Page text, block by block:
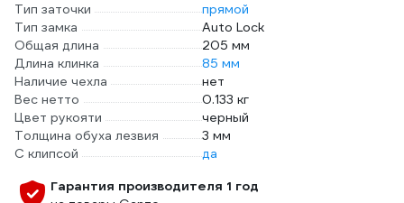
Тип заточки
прямой
Тип замка
Auto Lock
Общая длина
205 мм
Длина клинка
85 мм
Наличие чехла
нет
Вес нетто
0.133 кг
Цвет рукояти
черный
Толщина обуха лезвия
3 мм
С клипсой
да
Гарантия производителя 1 год